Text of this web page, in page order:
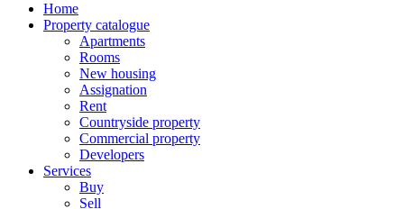
Home
Property catalogue
Apartments
Rooms
New housing
Assignation
Rent
Countryside property
Commercial property
Developers
Services
Buy
Sell